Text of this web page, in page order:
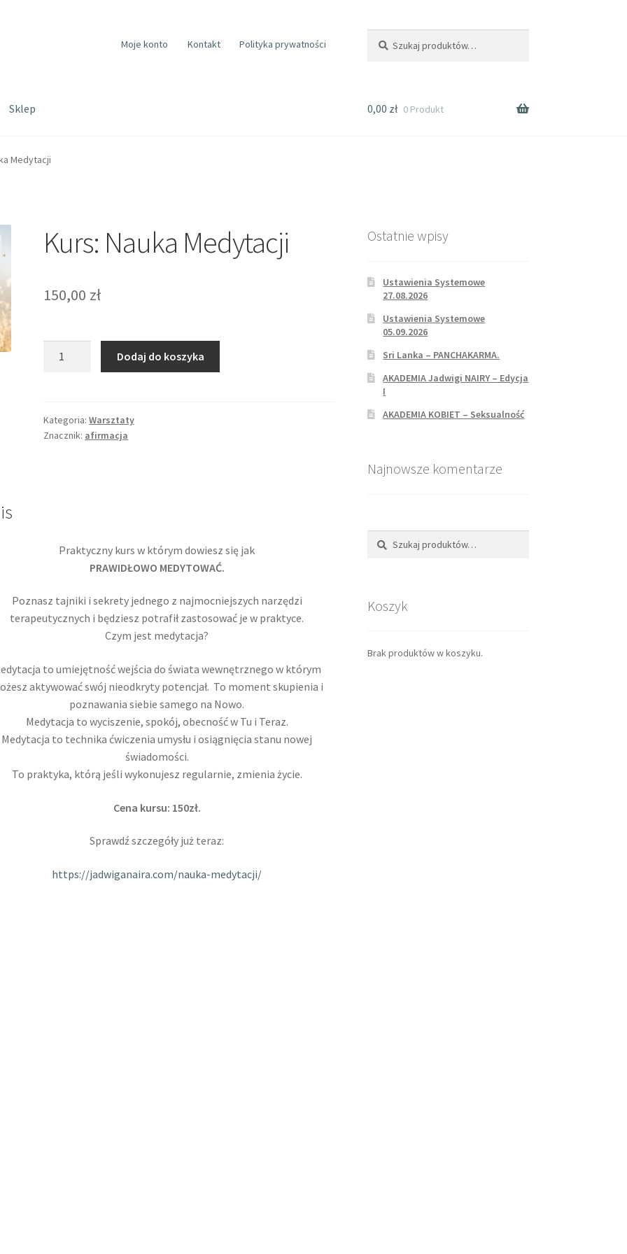
Moje konto Kontakt Polityka prywatności
Sklep 0,00 zł 0 Produkt
Medytacji
Kurs: Nauka Medytacji
150,00 zł
Dodaj do koszyka
Kategoria:Warsztaty
Znacznik: afirmacja
Praktyczny kurs w którym dowiesz się jak
PRAWIDŁOWO MEDYTOWAĆ.
Poznasz tajniki i sekrety jednego z najmocniejszych narzędzi
terapeutycznych i będziesz potrafił zastosować je w praktyce.
Czym jest medytacja?
to umiejętność wejścia do świata wewnętrznego w którym
aktywować swój nieodkryty potencjał. To moment skupienia i
poznawania siebie samego na Nowo.
Medytacja to wyciszenie, spokój, obecność w Tu i Teraz.
Medytacja to technika ćwiczenia umysłu i osiągnięcia stanu nowej
świadomości.
To praktyka, którą jeśli wykonujesz regularnie, zmienia życie.
Cena kursu: 150zł.
Sprawdź szczegóły już teraz:
https://jadwiganaira.com/nauka-medytacji/
Ostatnie wpisy
Ustawienia Systemowe
27.08.2026
Ustawienia Systemowe
05.09.2026
Sri Lanka – PANCHAKARMA.
AKADEMIA Jadwigi NAIRY – Edycja
I
AKADEMIA KOBIET – Seksualność
Najnowsze komentarze
Szukaj
Koszyk
Brak produktów w koszyku.